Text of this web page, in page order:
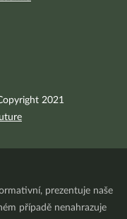
2021
prezentuje naše
případě nenahrazuje